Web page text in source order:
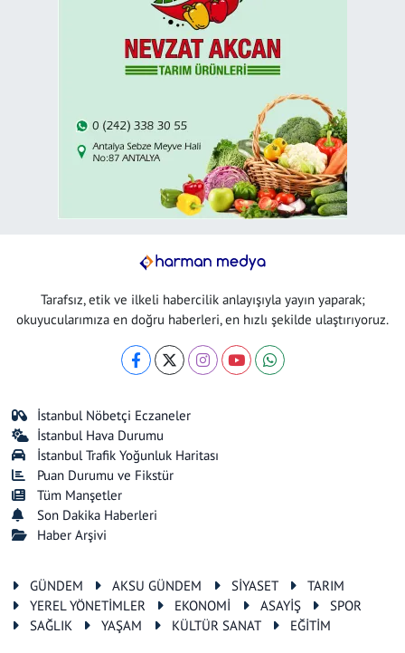
Tarafsız, etik ve ilkeli habercilik anlayışıyla yayın yaparak;
okuyucularımıza en doğru haberleri, en hızlı şekilde ulaştırıyoruz.
İstanbul Nöbetçi Eczaneler
İstanbul Hava Durumu
İstanbul Trafik Yoğunluk Haritası
Puan Durumu ve Fikstür
Tüm Manşetler
Son Dakika Haberleri
Haber Arşivi
GÜNDEM AKSU GÜNDEM SİYASET
TARIM
YEREL YÖNETİMLER
EKONOMİ ASAYİŞ
SPOR
SAĞLIK
YAŞAM KÜLTÜR SANAT EĞİTİM